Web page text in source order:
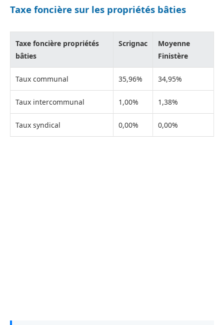
Taxe foncière sur les propriétés bâties
Taxe foncière propriétés
bâties
Scrignac
Moyenne
Finistère
Taux communal 35,96% 34,95%
Taux intercommunal 1,00% 1,38%
Taux syndical 0,00% 0,00%